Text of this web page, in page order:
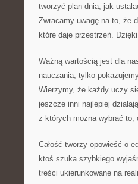
tworzyć plan dnia, jak
Zwracamy uwagę na to, że
które daje przestrzeń.
Ważną wartością jest dla
nauczania, tylko
Wierzymy, że każdy uczy
jeszcze inni najlepiej
z których można wybrać to,
Całość tworzy opowieść o
ktoś szuka szybkiego
treści ukierunkowane na